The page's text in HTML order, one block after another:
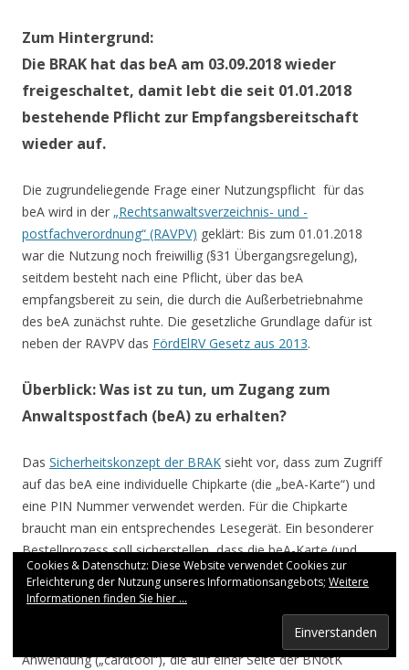
Zum Hintergrund:
Die BRAK hat das beA am 03.09.2018 wieder
freigeschaltet, damit lebt die seit 01.01.2018
bestehende Pflicht zur Empfangsbereitschaft
wieder auf.
Die zugrundeliegende Frage einer Nutzungspflicht für das
beA wird in der „Rechtsanwaltsverzeichnis- und -
postfachverordnung“ (RAVPV) geklärt: Bis zum 01.01.2018
war die Nutzung noch freiwillig (§31 Übergangsregelung),
seitdem besteht nach eine Pflicht, über das beA
empfangsbereit zu sein, die durch die Außerbetriebnahme
des beA zunächst ruhte. Die gesetzliche Grundlage dafür ist
neben der RAVPV das FördElRV Gesetz aus 2013.
Überblick: Was ist zu tun, um Zugang zum
Anwaltspostfach (beA) zu erhalten?
Das Sicherheitskonzept der BRAK sieht vor, dass zum Zugriff
auf das beA eine individuelle Chipkarte (die „beA-Karte“) und
eine PIN Nummer verwendet werden. Für die Chipkarte
braucht man ein entsprechendes Lesegerät. Ein besonderer
Bestellprozess soll sicherstellen, dass die beA-Karte (und
damit das Anwaltspostfach) nicht in falsche Hände geraten.
Nach Erhalt der beA-Karte sollte zunächst die PIN Nummer
geändert werden. Das geschieht mit Hilfe einer Java-
Anwendung („cardtool“), die auf einer Seite der BNotK
Cookies & Datenschutz: Diese Website verwendet Cookies zur
Erleichterung der Nutzung unseres Informationsangebots; Weitere
Informationen finden Sie hier ...